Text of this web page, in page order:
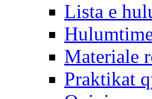
Lista e
Materiale
Praktikat